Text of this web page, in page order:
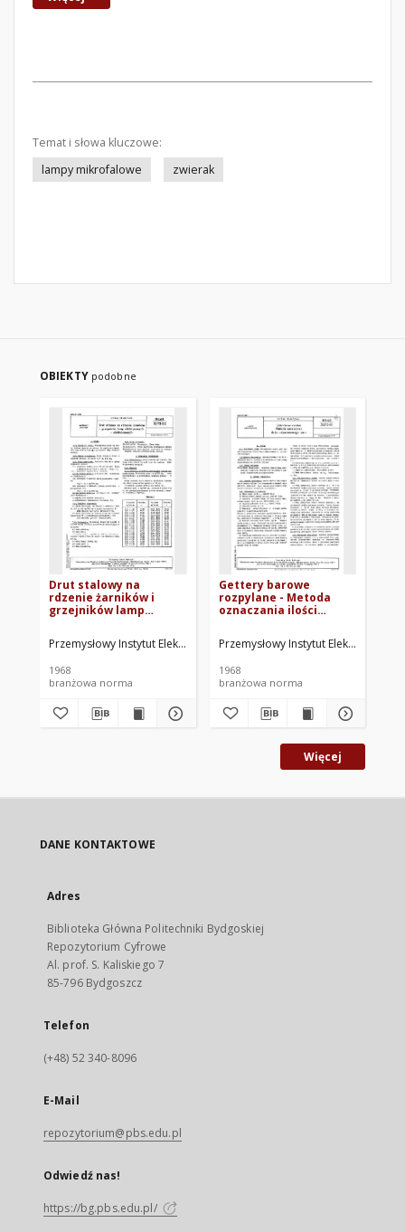
Temat i słowa kluczowe:
lampy mikrofalowe
zwierak
OBIEKTY podobne
Drut stalowy na
rdzenie żarników i
grzejników lamp
elektronowych BN-
65/3273-02
Przemysłowy Instytut Elektroniki. Oprac.
1968
branżowa norma
Gettery barowe
rozpylane - Metoda
oznaczania ilości
BN-65/3273-01
Przemysłowy Instytut Elektroniki.
1968
branżowa norma
Więcej
DANE KONTAKTOWE
Adres
Biblioteka Główna Politechniki Bydgoskiej
Repozytorium Cyfrowe
Al. prof. S. Kaliskiego 7
85-796 Bydgoszcz
Telefon
(+48) 52 340-8096
E-Mail
repozytorium@pbs.edu.pl
Odwiedź nas!
https://bg.pbs.edu.pl/